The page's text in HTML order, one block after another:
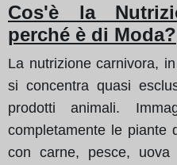
Cos'è la
perché è di Moda?
La nutrizione carnivora,
si concentra quasi
prodotti animali.
completamente le piante
con carne, pesce,